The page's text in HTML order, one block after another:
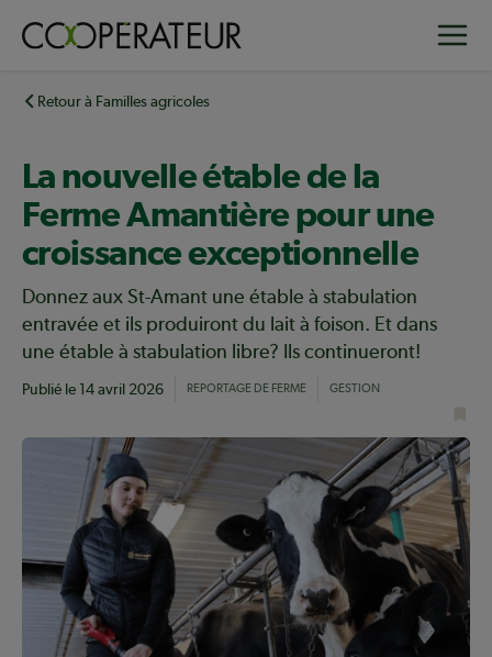
principalRetour à Familles agricoles
La nouvelle étable de la
Ferme Amantière pour une
croissance exceptionnelle
Donnez aux St-Amant une étable à stabulation
entravée et ils produiront du lait à foison. Et dans
une étable à stabulation libre? Ils continueront!
Publié le 14 avril 2026 REPORTAGE DE FERME GESTION